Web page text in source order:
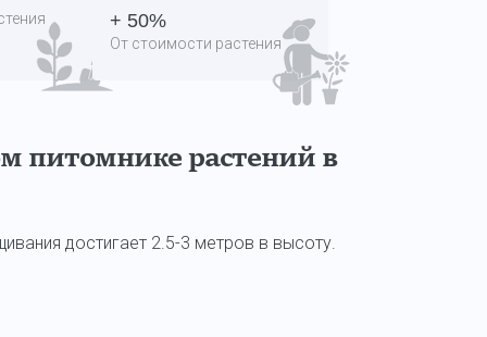
+ 50%
От стоимости растения
питомнике растений в
достигает 2.5-3 метров в высоту.